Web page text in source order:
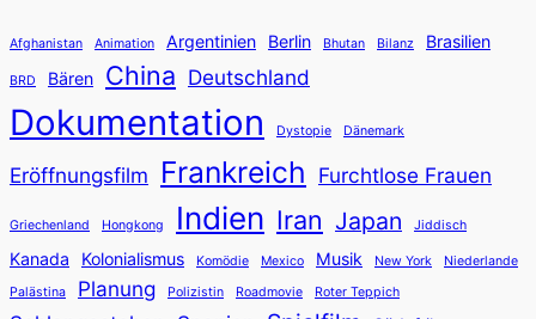
Afghanistan Animation Argentinien Berlin Bhutan Bilanz Brasilien
BRD Bären China Deutschland
Dokumentation Dystopie Dänemark
Eröffnungsfilm Frankreich Furchtlose Frauen
Griechenland Hongkong Indien Iran Japan Jiddisch
Kanada Kolonialismus Komödie Mexico Musik New York
Niederlande
Palästina
Planung Polizistin Roadmovie Roter Teppich